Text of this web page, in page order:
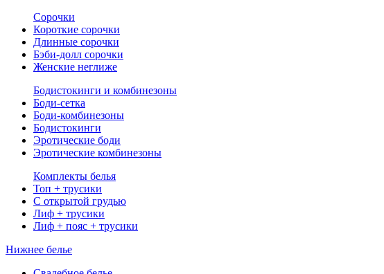
Сорочки
Короткие сорочки
Длинные сорочки
Бэби-долл сорочки
Женские неглиже
Бодистокинги и комбинезоны
Боди-сетка
Боди-комбинезоны
Бодистокинги
Эротические боди
Эротические комбинезоны
Комплекты белья
Топ + трусики
С открытой грудью
Лиф + трусики
Лиф + пояс + трусики
Нижнее белье